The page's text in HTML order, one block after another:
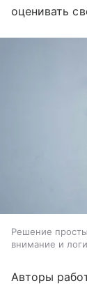
оценивать
Решение
внимание и
Авторы